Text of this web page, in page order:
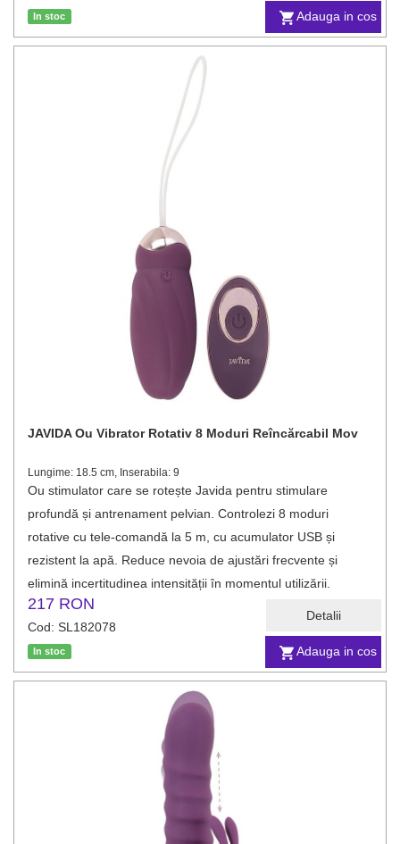
Adauga in cos
In stoc
Adauga in cos
Detalii
JAVIDA Ou Vibrator Rotativ 8 Moduri Reîncărcabil Mov
Lungime: 18.5 cm, Inserabila: 9
Ou stimulator care se rotește Javida pentru stimulare
profundă și antrenament pelvian. Controlezi 8 moduri
rotative cu tele-comandă la 5 m, cu acumulator USB și
rezistent la apă. Reduce nevoia de ajustări frecvente și
elimină incertitudinea intensității în momentul utilizării.
217 RON
Cod: SL182078
In stoc